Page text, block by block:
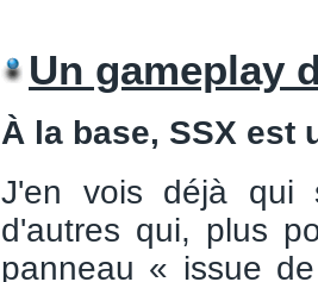
Un gameplay
À la base, SSX est
J'en vois déjà qui
d'autres qui, plus
panneau « issue